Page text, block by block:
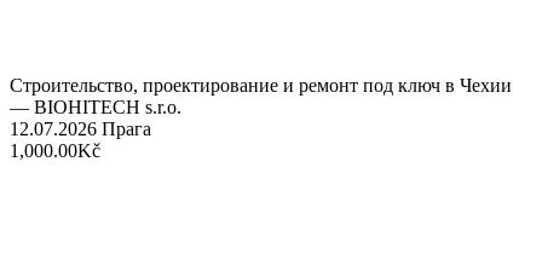
Строительство, проектирование и ремонт под ключ в Чехии
— BIOHITECH s.r.o.
12.07.2026 Прага
1,000.00Kč